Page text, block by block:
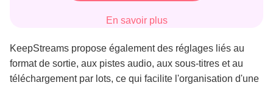
En savoir plus
KeepStreams propose également des réglages liés au
format de sortie, aux pistes audio, aux sous-titres et au
téléchargement par lots, ce qui facilite l'organisation d'une